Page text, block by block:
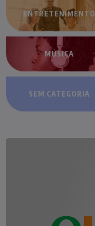
ENTRETENIMENTO
MÚSICA
SEM CATEGORIA